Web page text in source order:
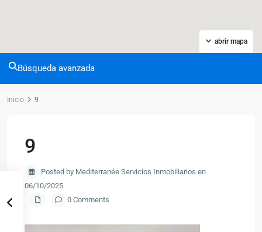
abrir mapa
Búsqueda avanzada
Inicio 9
9
Posted by Mediterranée Servicios Inmobiliarios en
06/10/2025
0 Comments